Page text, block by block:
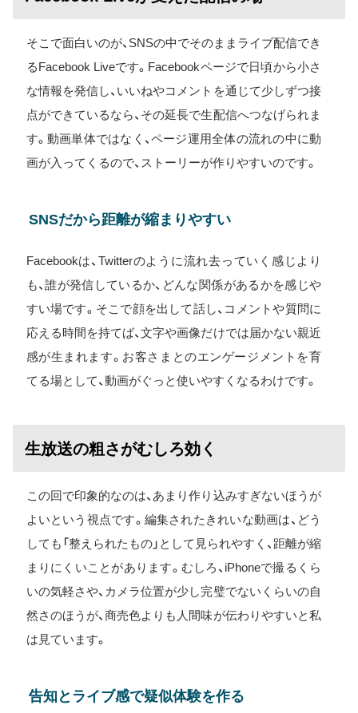
そこで面白いのが、SNSの中でそのままライブ配信でき
るFacebook Liveです。Facebookページで日頃から小さ
な情報を発信し、いいねやコメントを通じて少しずつ接
点ができているなら、その延長で生配信へつなげられま
す。動画単体ではなく、ページ運用全体の流れの中に動
画が入ってくるので、ストーリーが作りやすいのです。
SNSだから距離が縮まりやすい
Facebookは、Twitterのように流れ去っていく感じより
も、誰が発信しているか、どんな関係があるかを感じや
すい場です。そこで顔を出して話し、コメントや質問に
応える時間を持てば、文字や画像だけでは届かない親近
感が生まれます。お客さまとのエンゲージメントを育
てる場として、動画がぐっと使いやすくなるわけです。
生放送の粗さがむしろ効く
この回で印象的なのは、あまり作り込みすぎないほうが
よいという視点です。編集されたきれいな動画は、どう
しても「整えられたもの」として見られやすく、距離が縮
まりにくいことがあります。むしろ、iPhoneで撮るくら
いの気軽さや、カメラ位置が少し完璧でないくらいの自
然さのほうが、商売色よりも人間味が伝わりやすいと私
は見ています。
告知とライブ感で疑似体験を作る